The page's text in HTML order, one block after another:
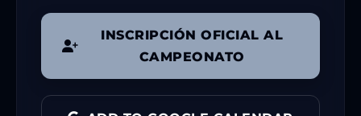
INSCRIPCIÓN OFICIAL AL
CAMPEONATO